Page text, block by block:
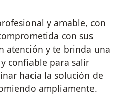
y amable, con
con sus
atención y te brinda una
confiable para salir
hacia la solución de
ampliamente.